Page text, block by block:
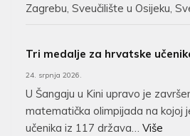
Zagrebu, Sveučilište u Osijeku,
Tri medalje za hrvatske
24. srpnja 2026.
U Šangaju u Kini upravo je
matematička olimpijada na kojoj
učenika iz 117 država… Više